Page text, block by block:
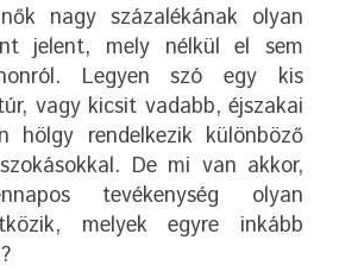
nagy százalékának olyan
jelent, mely nélkül el sem
Legyen szó egy kis
vagy kicsit vadabb, éjszakai
hölgy rendelkezik különböző
De mi van akkor,
tevékenység olyan
melyek egyre inkább